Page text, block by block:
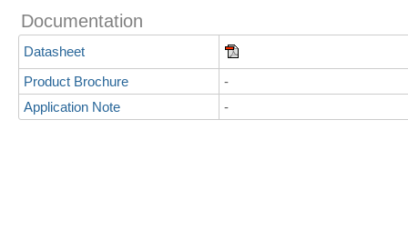
Documentation
Datasheet
Product Brochure
-
Application Note
-